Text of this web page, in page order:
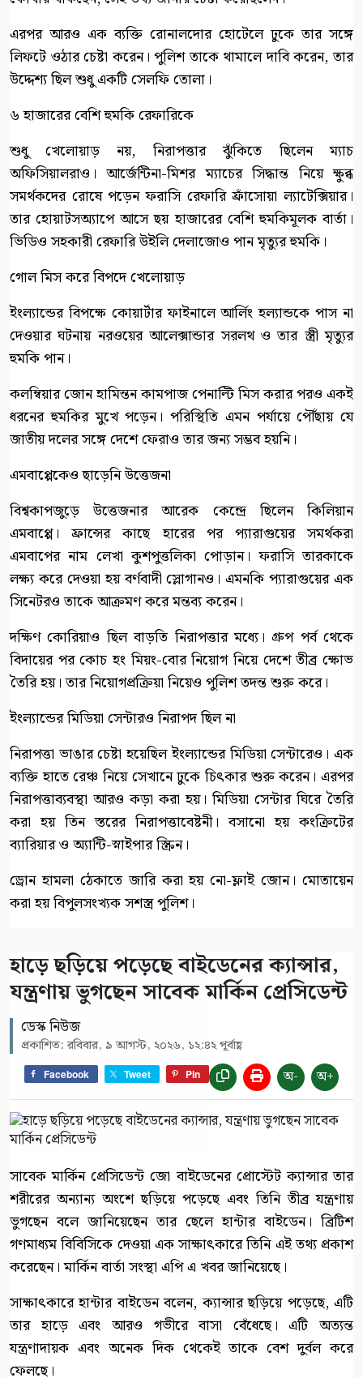
এরপর আরও এক ব্যক্তি রোনালদোর হোটেলে ঢুকে তার সঙ্গে
লিফটে ওঠার চেষ্টা করেন। পুলিশ তাকে থামালে দাবি করেন, তার
উদ্দেশ্য ছিল শুধু একটি সেলফি তোলা।
৬ হাজারের বেশি হুমকি রেফারিকে
শুধু খেলোয়াড় নয়, নিরাপত্তার ঝুঁকিতে ছিলেন ম্যাচ
অফিসিয়ালরাও। আর্জেন্টিনা-মিশর ম্যাচের সিদ্ধান্ত নিয়ে ক্ষুব্ধ
সমর্থকদের রোষে পড়েন ফরাসি রেফারি ফ্রাঁসোয়া ল্যাটেক্সিয়ার।
তার হোয়াটসঅ্যাপে আসে ছয় হাজারের বেশি হুমকিমূলক বার্তা।
ভিডিও সহকারী রেফারি উইলি দেলাজোও পান মৃত্যুর হুমকি।
গোল মিস করে বিপদে খেলোয়াড়
ইংল্যান্ডের বিপক্ষে কোয়ার্টার ফাইনালে আর্লিং হল্যান্ডকে পাস না
দেওয়ার ঘটনায় নরওয়ের আলেক্সান্ডার সরলথ ও তার স্ত্রী মৃত্যুর
হুমকি পান।
কলম্বিয়ার জোন হামিন্তন কামপাজ পেনাল্টি মিস করার পরও একই
ধরনের হুমকির মুখে পড়েন। পরিস্থিতি এমন পর্যায়ে পৌঁছায় যে
জাতীয় দলের সঙ্গে দেশে ফেরাও তার জন্য সম্ভব হয়নি।
এমবাপ্পেকেও ছাড়েনি উত্তেজনা
বিশ্বকাপজুড়ে উত্তেজনার আরেক কেন্দ্রে ছিলেন কিলিয়ান
এমবাপ্পে। ফ্রান্সের কাছে হারের পর প্যারাগুয়ের সমর্থকরা
এমবাপের নাম লেখা কুশপুত্তলিকা পোড়ান। ফরাসি তারকাকে
লক্ষ্য করে দেওয়া হয় বর্ণবাদী স্লোগানও। এমনকি প্যারাগুয়ের এক
সিনেটরও তাকে আক্রমণ করে মন্তব্য করেন।
দক্ষিণ কোরিয়াও ছিল বাড়তি নিরাপত্তার মধ্যে। গ্রুপ পর্ব থেকে
বিদায়ের পর কোচ হং মিয়ং-বোর নিয়োগ নিয়ে দেশে তীব্র ক্ষোভ
তৈরি হয়। তার নিয়োগপ্রক্রিয়া নিয়েও পুলিশ তদন্ত শুরু করে।
ইংল্যান্ডের মিডিয়া সেন্টারও নিরাপদ ছিল না
নিরাপত্তা ভাঙার চেষ্টা হয়েছিল ইংল্যান্ডের মিডিয়া সেন্টারেও। এক
ব্যক্তি হাতে রেঞ্চ নিয়ে সেখানে ঢুকে চিৎকার শুরু করেন। এরপর
নিরাপত্তাব্যবস্থা আরও কড়া করা হয়। মিডিয়া সেন্টার ঘিরে তৈরি
করা হয় তিন স্তরের নিরাপত্তাবেষ্টনী। বসানো হয় কংক্রিটের
ব্যারিয়ার ও অ্যান্টি-স্নাইপার স্ক্রিন।
ড্রোন হামলা ঠেকাতে জারি করা হয় নো-ফ্লাই জোন। মোতায়েন
করা হয় বিপুলসংখ্যক সশস্ত্র পুলিশ।
হাড়ে ছড়িয়ে পড়েছে বাইডেনের ক্যান্সার,
যন্ত্রণায় ভুগছেন সাবেক মার্কিন প্রেসিডেন্ট
ডেস্ক নিউজ
প্রকাশিত: রবিবার, ৯ আগস্ট, ২০২৬, ১২:৪২ পূর্বাহ্ণ
Facebook Tweet Pin অ- অ+
সাবেক মার্কিন প্রেসিডেন্ট জো বাইডেনের প্রোস্টেট ক্যান্সার তার
শরীরের অন্যান্য অংশে ছড়িয়ে পড়েছে এবং তিনি তীব্র যন্ত্রণায়
ভুগছেন বলে জানিয়েছেন তার ছেলে হান্টার বাইডেন। ব্রিটিশ
গণমাধ্যম বিবিসিকে দেওয়া এক সাক্ষাৎকারে তিনি এই তথ্য প্রকাশ
করেছেন। মার্কিন বার্তা সংস্থা এপি এ খবর জানিয়েছে।
সাক্ষাৎকারে হান্টার বাইডেন বলেন, ক্যান্সার ছড়িয়ে পড়েছে, এটি
তার হাড়ে এবং আরও গভীরে বাসা বেঁধেছে। এটি অত্যন্ত
যন্ত্রণাদায়ক এবং অনেক দিক থেকেই তাকে বেশ দুর্বল করে
ফেলছে।